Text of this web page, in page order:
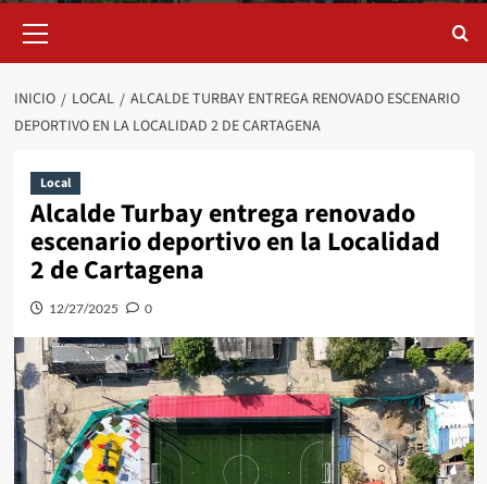
primario
INICIO LOCAL
ALCALDE TURBAY ENTREGA RENOVADO ESCENARIO
DEPORTIVO EN LA LOCALIDAD 2 DE CARTAGENA
Local
Alcalde Turbay entrega renovado
escenario deportivo en la Localidad
2 de Cartagena
12/27/2025 0